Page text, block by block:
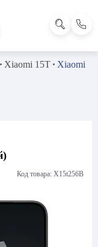
Xiaomi 15T
Xiaomi
Код товара: X15t256B